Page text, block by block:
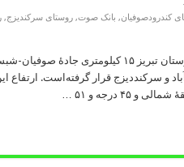
کندرودصوفیان, بانک صوت, روستای سرکندیزج,
روستای کندرود درشهرستان تبریز ۱۵